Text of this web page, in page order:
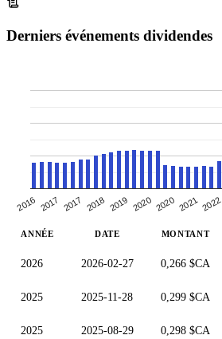
Derniers événements dividendes
2016 2017 2017 2018 2019 2020 2020 2021 2022
ANNÉE DATE MONTANT
2026 2026-02-27 0,266 $CA
2025 2025-11-28 0,299 $CA
2025 2025-08-29 0,298 $CA